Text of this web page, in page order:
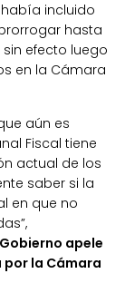
incluido
hasta
efecto luego
en la Cámara
aún es
Fiscal tiene
actual de los
saber si la
en que no
apele
la Cámara